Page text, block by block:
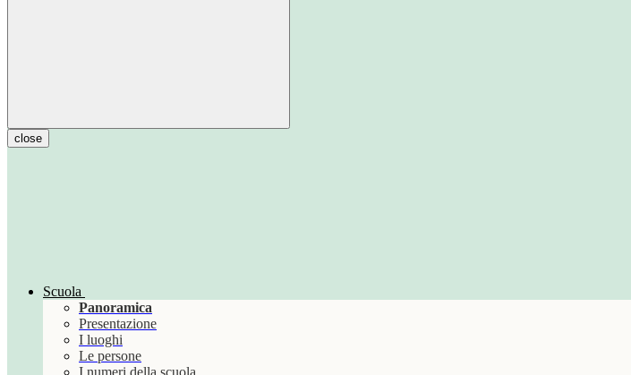
close
Scuola
Panoramica
Presentazione
I luoghi
Le persone